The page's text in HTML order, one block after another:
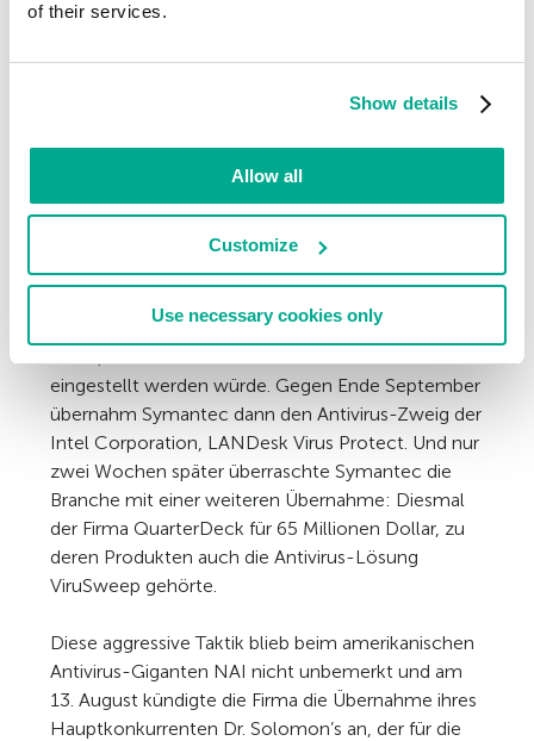
of their services.
Show details
Allow all
Customize
Use necessary cookies only
schützen zu können.
Im Januar statete das Magazin Virus Bulletin ein
neues Projekt: VB 100%, eine regelmäßige
wild“ entdecken. VB 100% wird heute als einer der
respektiertesten Tests angesehen. Auch auf dem
Markt für Antivirus-Lösungen tat sich einiges: Im
Mai kündigten Symantec und IBM die gemeinsame
Symantec unter derem Namen vertrieben werden
eingestellt werden würde. Gegen Ende September
übernahm Symantec dann den Antivirus-Zweig der
Intel Corporation, LANDesk Virus Protect. Und nur
zwei Wochen später überraschte Symantec die
Branche mit einer weiteren Übernahme: Diesmal
der Firma QuarterDeck für 65 Millionen Dollar, zu
deren Produkten auch die Antivirus-Lösung
ViruSweep gehörte.
Diese aggressive Taktik blieb beim amerikanischen
Antivirus-Giganten NAI nicht unbemerkt und am
13. August kündigte die Firma die Übernahme ihres
Hauptkonkurrenten Dr. Solomon’s an, der für die